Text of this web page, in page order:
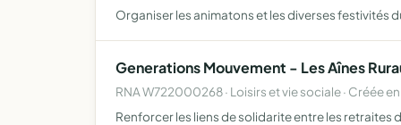
Organiser les animatons et les diverses festivités
Generations Mouvement - Les Aînes
RNA W722000268 · Loisirs et vie sociale · Créée en
Renforcer les liens de solidarite entre les retraites